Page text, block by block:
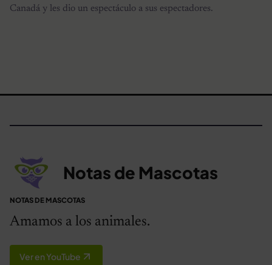
Canadá y les dio un espectáculo a sus espectadores.
Notas de Mascotas
NOTAS DE MASCOTAS
Amamos a los animales.
Ver en YouTube